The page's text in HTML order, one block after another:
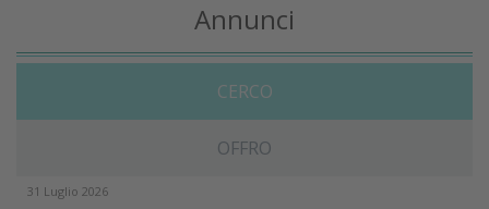
Annunci
CERCO
OFFRO
31 Luglio 2026